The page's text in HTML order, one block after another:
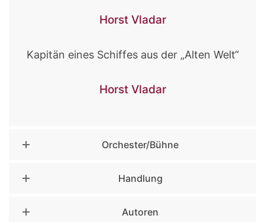
Horst Vladar
Kapitän eines Schiffes aus der „Alten Welt“
Horst Vladar
Orchester/Bühne
Handlung
Autoren